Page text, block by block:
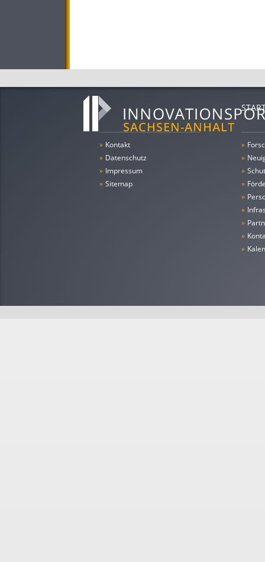
» Kontakt
» Datenschutz
» Impressum
» Sitemap
»
»
»
»
»
»
»
»
»